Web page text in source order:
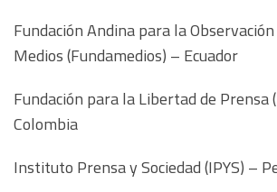
Fundación Andina para la
Medios (Fundamedios) – Ecuador
Fundación para la Libertad de Prensa
Colombia
Instituto Prensa y Sociedad (IPYS) –